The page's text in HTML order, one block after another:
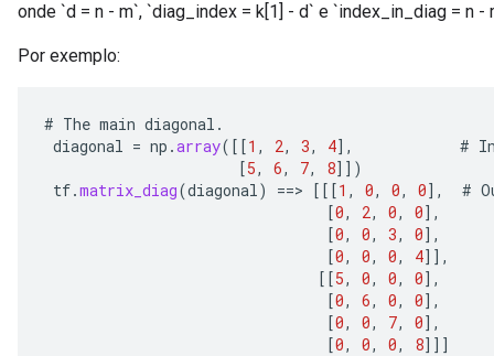
onde `d = n - m`, `diag_index = k[1] - d` e `index_in_diag = n -
Por exemplo:
# The main diagonal .
diagonal = np .array( [[1 , 2, 3, 4] , #
[5, 6, 7, 8]] )
tf.matrix_diag(diagonal) ==> [[[1 , 0, 0, 0] , #
[0, 2, 0, 0] ,
[0, 0, 3, 0] ,
[0, 0, 0, 4]] ,
[[5, 0, 0, 0] ,
[0, 6, 0, 0] ,
[0, 0, 7, 0] ,
[0, 0, 0, 8]]]